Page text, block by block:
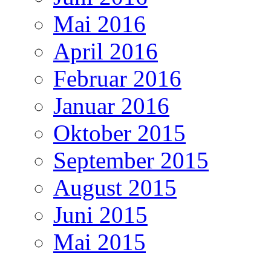
Mai 2016
April 2016
Februar 2016
Januar 2016
Oktober 2015
September 2015
August 2015
Juni 2015
Mai 2015